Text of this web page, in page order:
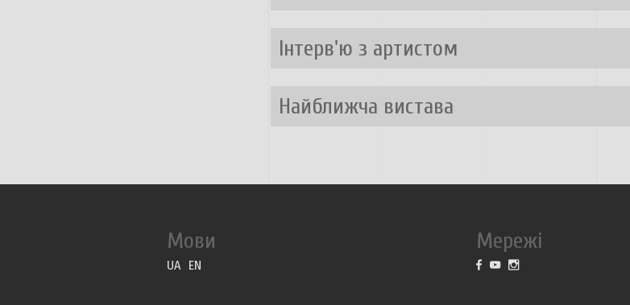
Інтерв'ю з артистом
Найближча вистава
Мови
UA EN
Мережі